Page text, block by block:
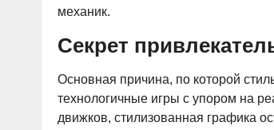
механик.
Секрет
Основная причина, по которой
технологичные игры с упором на
движков, стилизованная графика